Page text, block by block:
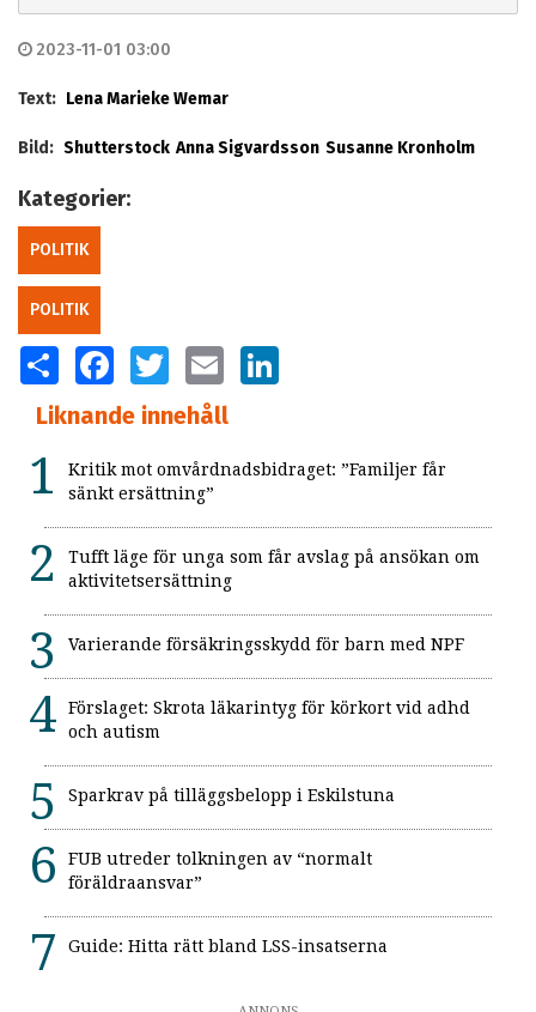
2023-11-01 03:00
Text: Lena Marieke Wemar
Bild: Shutterstock Anna Sigvardsson Susanne Kronholm
Kategorier:
POLITIK
POLITIK
SHARE FACEBOOKTWITTER EMAIL
Liknande innehåll
Kritik mot omvårdnadsbidraget: ”Familjer får
sänkt ersättning”
Tufft läge för unga som får avslag på ansökan om
aktivitetsersättning
Varierande försäkringsskydd för barn med NPF
Förslaget: Skrota läkarintyg för körkort vid adhd
och autism
Sparkrav på tilläggsbelopp i Eskilstuna
FUB utreder tolkningen av “normalt
föräldraansvar”
Guide: Hitta rätt bland LSS-insatserna